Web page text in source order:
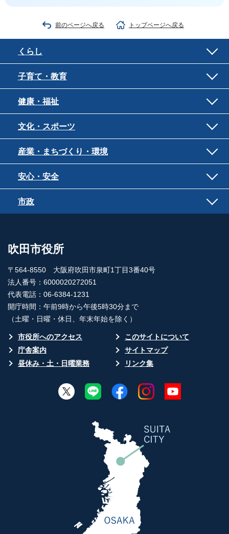
前のページへ戻る トップページへ戻る
くらし
子育て・教育
健康・福祉
文化・スポーツ
産業・まちづくり・環境
安心・安全
市政
吹田市役所
〒564-8550 大阪府吹田市泉町1丁目3番40号
法人番号：6000020272051
代表電話：06-6384-1231
開庁時間：午前9時から午後5時30分まで
（土曜・日曜・休日、年末年始を除く）
市役所へのアクセス
このサイトについて
庁舎案内
サイトマップ
昼休み・土・日曜業務
リンク集